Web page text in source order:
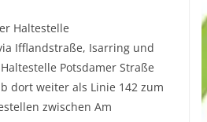
Haltestelle
Ifflandstraße, Isarring und
Potsdamer Straße
dort weiter als Linie 142 zum
zwischen Am